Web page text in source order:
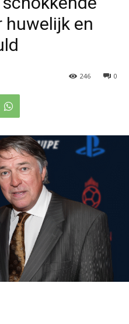
en
0
246